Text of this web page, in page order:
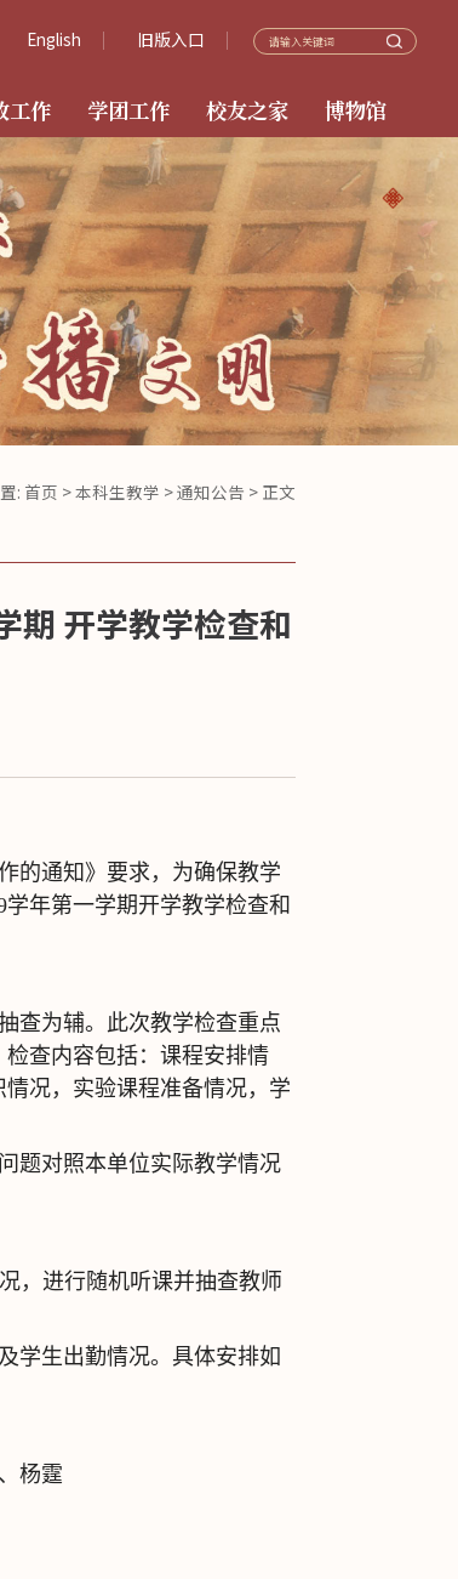
English 旧版入口
工作 学团工作 校友之家 博物馆
: 首页 >本科生教学 >通知公告 > 正文
期 开学教学检查和
的通知》要求，为确保教学
年第一学期开学教学检查和
查为辅。此次教学检查重点
查内容包括：课程安排情
况，实验课程准备情况，学
题对照本单位实际教学情况
，进行随机听课并抽查教师
学生出勤情况。具体安排如
杨霆